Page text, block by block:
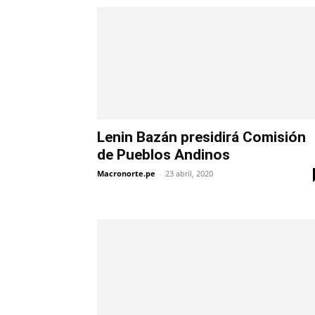
Lenin Bazán presidirá Comisión
de Pueblos Andinos
Macronorte.pe - 23 abril, 2020